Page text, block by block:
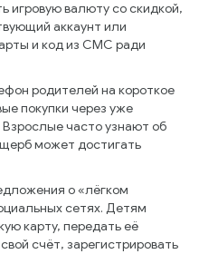
игровую валюту со скидкой,
аккаунт или
и код из СМС ради
родителей на короткое
покупки через уже
Взрослые часто узнают об
может достигать
о «лёгком
сетях. Детям
карту, передать её
счёт, зарегистрировать